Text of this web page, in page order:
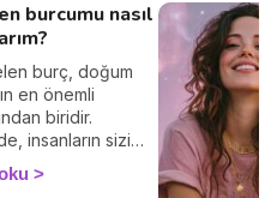
burcumu nasıl
burç, doğum
en önemli
biridir.
insanların sizi
ve
olan